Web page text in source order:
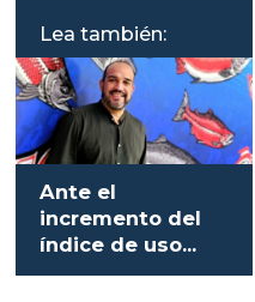
Lea también:
Ante el
incremento del
índice de uso
antibióticos la